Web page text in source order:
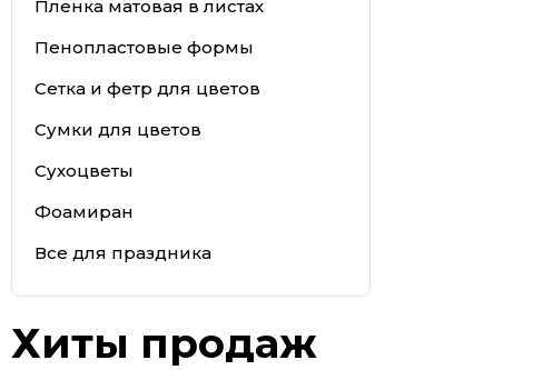
Пленка матовая в листах
Пенопластовые формы
Сетка и фетр для цветов
Сумки для цветов
Сухоцветы
Фоамиран
Все для праздника
Хиты продаж